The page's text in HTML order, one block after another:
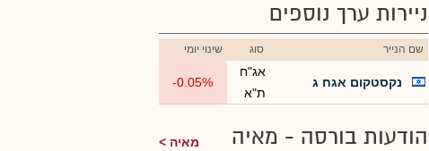
ניירות ערך נוספים
שם הנייר סוג שינוי יומי
נקסטקום אגח ג
אג"ח
ת"א
-0.05%
הודעות בורסה - מאיה מאיה